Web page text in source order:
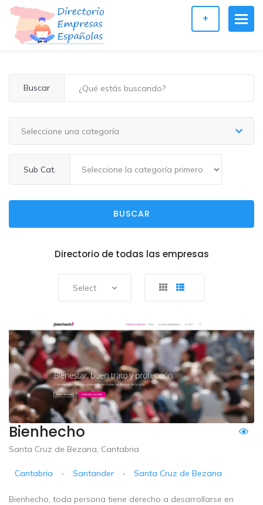
+
Buscar
Seleccione una categoría
Sub Cat.
BUSCAR
Directorio de todas las empresas
Select
Bienhecho
Santa Cruz de Bezana, Cantabria
Cantabria - Santander - Santa Cruz de Bezana
Bienhecho, toda persona tiene derecho a desarrollarse en